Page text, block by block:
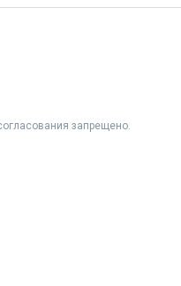
запрещено.